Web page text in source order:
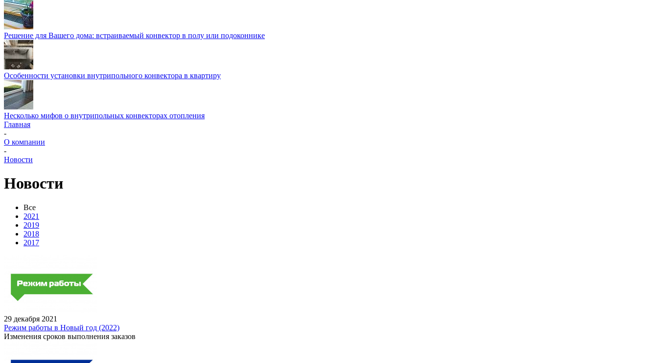
Решение для Вашего дома: встраиваемый конвектор в полу или подоконнике
Особенности установки внутрипольного конвектора в квартиру
Несколько мифов о внутрипольных конвекторах отопления
Главная
-
О компании
-
Новости
Новости
Все
2021
2019
2018
2017
29 декабря 2021
Режим работы в Новый год (2022)
Изменения сроков выполнения заказов